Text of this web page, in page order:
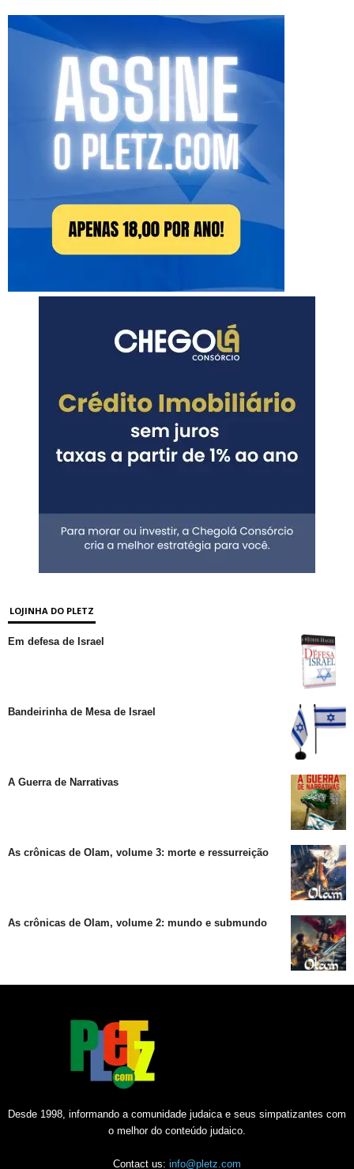
LOJINHA DO PLETZ
Em defesa de Israel
Bandeirinha de Mesa de Israel
A Guerra de Narrativas
As crônicas de Olam, volume 3: morte e ressurreição
As crônicas de Olam, volume 2: mundo e submundo
Desde 1998, informando a comunidade judaica e seus simpatizantes com
o melhor do conteúdo judaico.
Contact us: info@pletz.com